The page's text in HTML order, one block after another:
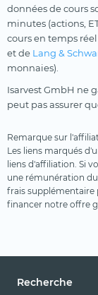
données de cours
minutes (actions,
cours en temps
et de Lang &
monnaies).
Isarvest GmbH ne
peut pas assurer
Remarque sur
Les liens marqués
liens d'affiliation. Si
une rémunération
frais supplémentaire
financer notre offre
Recherche